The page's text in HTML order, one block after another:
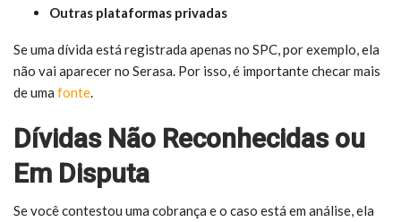
Outras plataformas privadas
Se uma dívida está registrada apenas no SPC, por exemplo, ela
não vai aparecer no Serasa. Por isso, é importante checar mais
de uma fonte.
Dívidas Não Reconhecidas ou
Em Disputa
Se você contestou uma cobrança e o caso está em análise, ela